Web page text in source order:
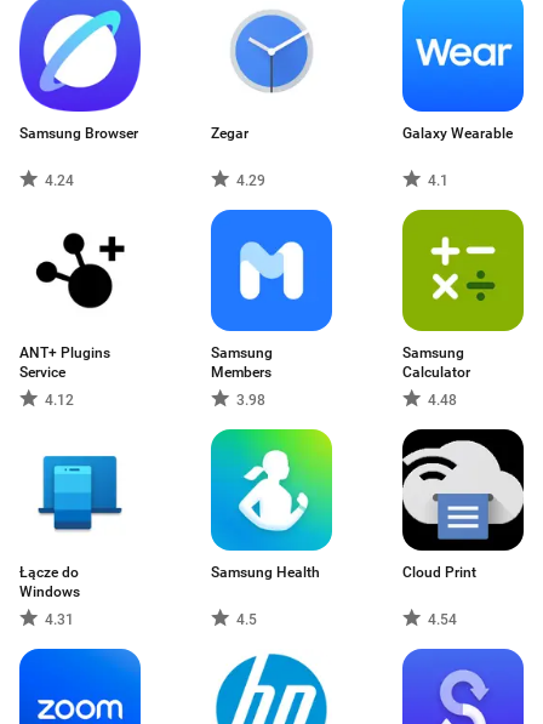
Samsung Browser
4.24
Zegar
4.29
Galaxy Wearable
4.1
ANT+ Plugins
Service
4.12
Samsung
Members
3.98
Samsung
Calculator
4.48
Łącze do
Windows
4.31
Samsung Health
4.5
Cloud Print
4.54